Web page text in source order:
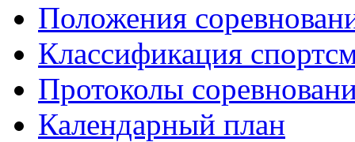
Положения
Классификация
Протоколы
Календарный план